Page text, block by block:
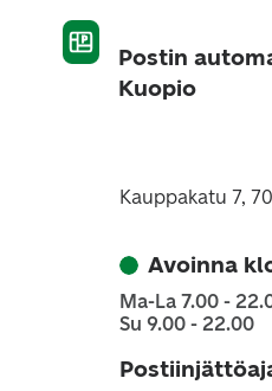
Postin
Kuopio
Kauppakatu 7,
Avoinna
Ma-La 7.00 -
Su 9.00 - 22.00